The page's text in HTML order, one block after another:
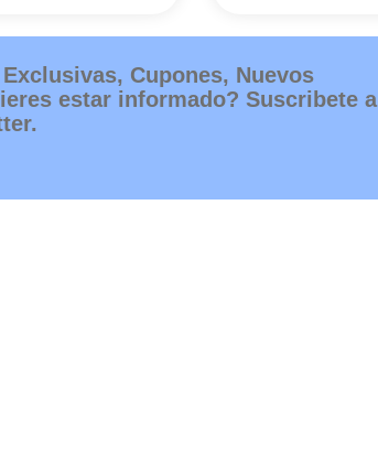
Cupones, Nuevos
estar informado? Suscribete a